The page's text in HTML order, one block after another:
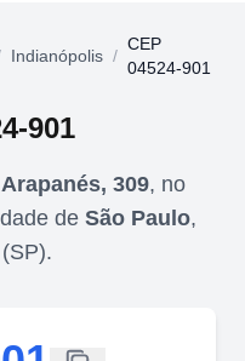
Indianópolis /
CEP
04524-901
901
309, no
de São Paulo,
SP).